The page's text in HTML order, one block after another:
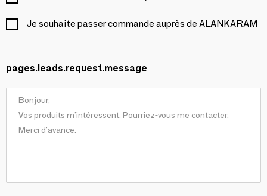
Je souhaite passer commande auprès de ALANKARAM
pages.leads.request.message